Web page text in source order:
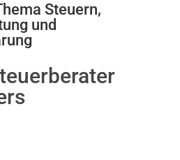
Steuern,
und